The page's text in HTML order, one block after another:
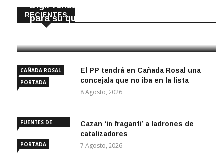
RECIENTES
DigiPrensa selecciona a Écija al Día
para su quiosco mundial
CAÑADA ROSAL
PORTADA
El PP tendrá en Cañada Rosal una
concejala que no iba en la lista
8 Agosto, 2026
FUENTES DE
PORTADA
Cazan ‘in fraganti’ a ladrones de
catalizadores
7 Agosto, 2026